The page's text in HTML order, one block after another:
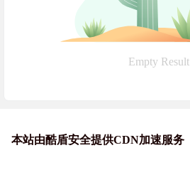
Empty Result
本站由酷盾安全提供CDN加速服务